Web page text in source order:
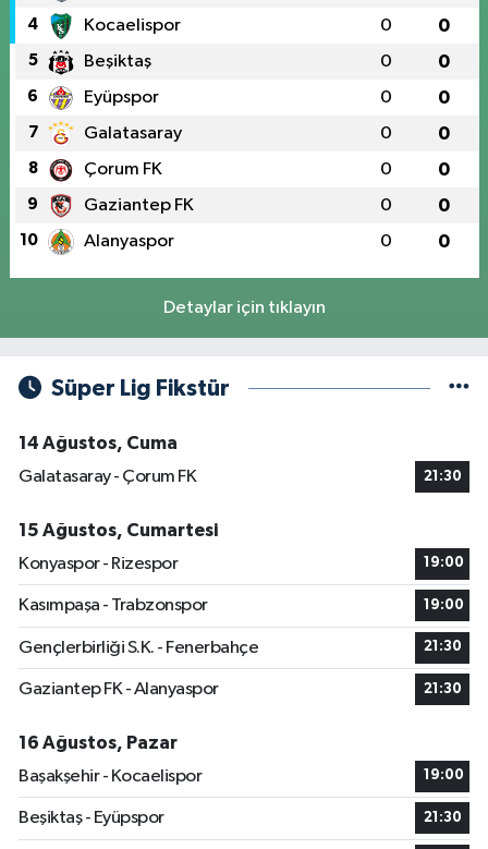
4 Kocaelispor 0 0
5 Beşiktaş 0 0
6 Eyüpspor 0 0
7 Galatasaray 0 0
8 Çorum FK 0 0
9 Gaziantep FK 0 0
10 Alanyaspor 0 0
Detaylar için tıklayın
Süper Lig Fikstür
14 Ağustos, Cuma
Galatasaray - Çorum FK
21:30
15 Ağustos, Cumartesi
Konyaspor - Rizespor
19:00
Kasımpaşa - Trabzonspor 19:00
Gençlerbirliği S.K. - Fenerbahçe 21:30
Gaziantep FK - Alanyaspor 21:30
16 Ağustos, Pazar
Başakşehir - Kocaelispor
19:00
Beşiktaş - Eyüpspor 21:30